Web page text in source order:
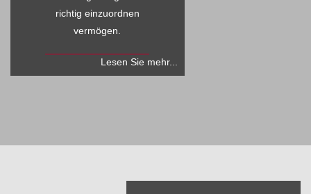
richtig einzuordnen
vermögen.
Lesen Sie mehr...